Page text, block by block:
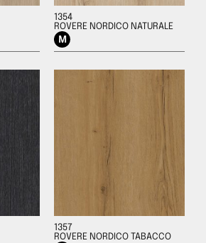
1354
ROVERE NORDICO NATURALE
1357
ROVERE NORDICO TABACCO